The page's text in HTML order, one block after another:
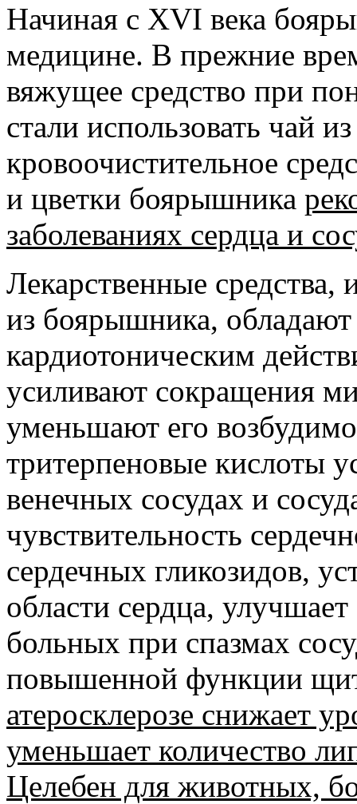
Начиная с XVI века
медицине. В прежние
вяжущее средство при
стали использовать чай
кровоочистительное
и цветки боярышника
заболеваниях сердца и
Лекарственные средства,
из боярышника, обладают
кардиотоническим
усиливают сокращения
уменьшают его
тритерпеновые кислоты
венечных сосудах и
чувствительность
сердечных гликозидов,
области сердца,
больных при спазмах
повышенной функции
атеросклерозе снижает
уменьшает количество
Целебен для животных,